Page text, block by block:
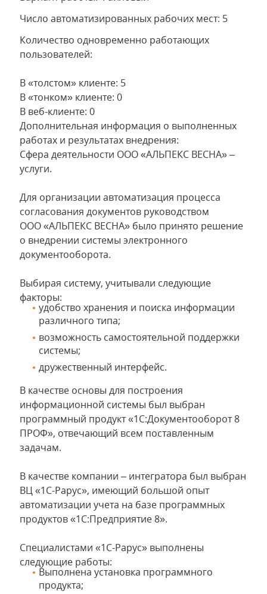
Число автоматизированных рабочих мест: 5
Количество одновременно работающих
пользователей:
В «толстом» клиенте: 5
В «тонком» клиенте: 0
В веб-клиенте: 0
Дополнительная информация о выполненных
работах и результатах внедрения:
Сфера деятельности ООО «АЛЬПЕКС ВЕСНА» –
услуги.
Для организации автоматизация процесса
согласования документов руководством
ООО «АЛЬПЕКС ВЕСНА» было принято решение
о внедрении системы электронного
документооборота.
Выбирая систему, учитывали следующие
факторы:
удобство хранения и поиска информации
различного типа;
возможность самостоятельной поддержки
системы;
дружественный интерфейс.
В качестве основы для построения
информационной системы был выбран
программный продукт «1С:Документооборот 8
ПРОФ», отвечающий всем поставленным
задачам.
В качестве компании – интегратора был выбран
ВЦ «1С-Рарус», имеющий большой опыт
автоматизации учета на базе программных
продуктов «1С:Предприятие 8».
Специалистами «1С-Рарус» выполнены
следующие работы:
Выполнена установка программного
продукта;